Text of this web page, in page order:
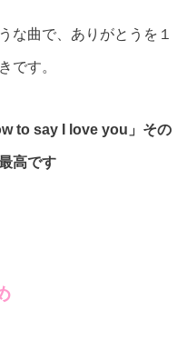
な曲で、ありがとうを１
です。
to say I love you」その
高です